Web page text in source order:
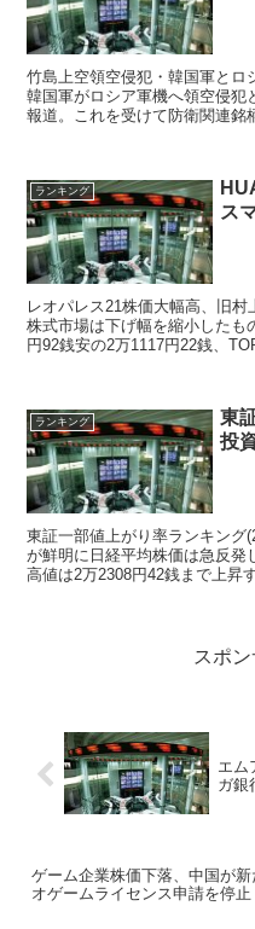
竹島上空領空侵犯・韓国軍とロ
韓国軍がロシア軍機へ領空侵犯
報道。これを受けて防衛関連銘
ランキング
ス
レオパレス21株価大幅高、旧
株式市場は下げ幅を縮小したも
円92銭安の2万1117円22銭、
ランキング
東
投
東証一部値上がり率ランキング
が鮮明に日経平均株価は急反発
高値は2万2308円42銭まで上昇する場面が
スポ
エム
ガ銀
ゲーム企業株価下落、中国が
オゲームライセンス申請を停止